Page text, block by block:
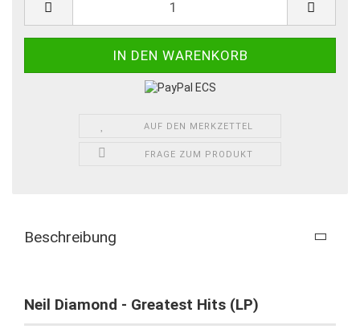
AUF DEN MERKZETTEL
FRAGE ZUM PRODUKT
Beschreibung
Neil Diamond - Greatest Hits (LP)